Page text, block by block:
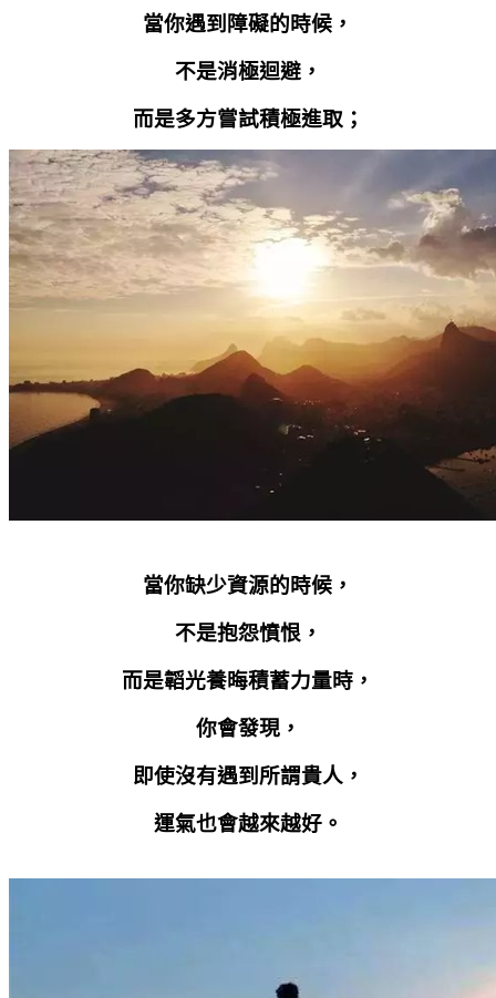
當你遇到障礙的時候，
不是消極迴避，
而是多方嘗試積極進取；
當你缺少資源的時候，
不是抱怨憤恨，
而是韜光養晦積蓄力量時，
你會發現，
即使沒有遇到所謂貴人，
運氣也會越來越好。